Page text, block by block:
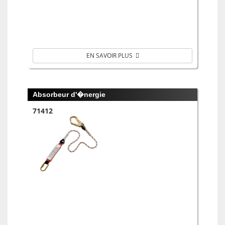
EN SAVOIR PLUS
Absorbeur d'�nergie
71412